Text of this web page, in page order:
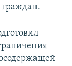
граждан.